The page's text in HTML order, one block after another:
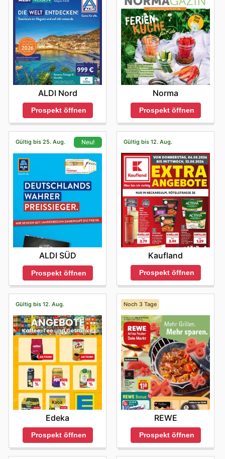
ALDI Nord
Prospekt öffnen
Norma
Prospekt öffnen
Gültig bis 25. Aug. Neu!
ALDI SÜD
Prospekt öffnen
Gültig bis 12. Aug.
Kaufland
Prospekt öffnen
Gültig bis 12. Aug.
Edeka
Prospekt öffnen
Noch 3 Tage
REWE
Prospekt öffnen